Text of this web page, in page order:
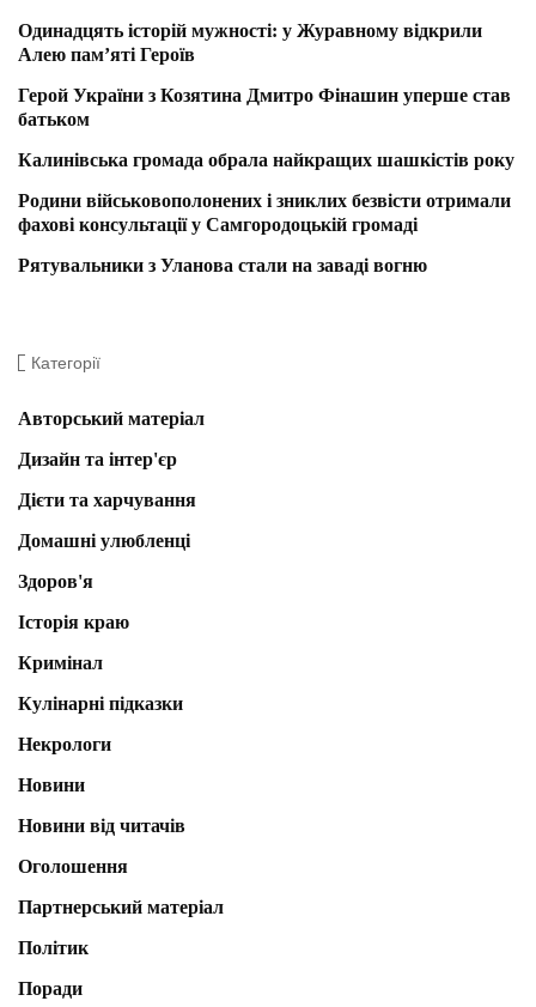
Одинадцять історій мужності: у Журавному відкрили
Алею пам’яті Героїв
Герой України з Козятина Дмитро Фінашин уперше став
батьком
Калинівська громада обрала найкращих шашкістів року
Родини військовополонених і зниклих безвісти отримали
фахові консультації у Самгородоцькій громаді
Рятувальники з Уланова стали на заваді вогню
Категорії
Авторський матеріал
Дизайн та інтер'єр
Дієти та харчування
Домашні улюбленці
Здоров'я
Історія краю
Кримінал
Кулінарні підказки
Некрологи
Новини
Новини від читачів
Оголошення
Партнерський матеріал
Політик
Поради